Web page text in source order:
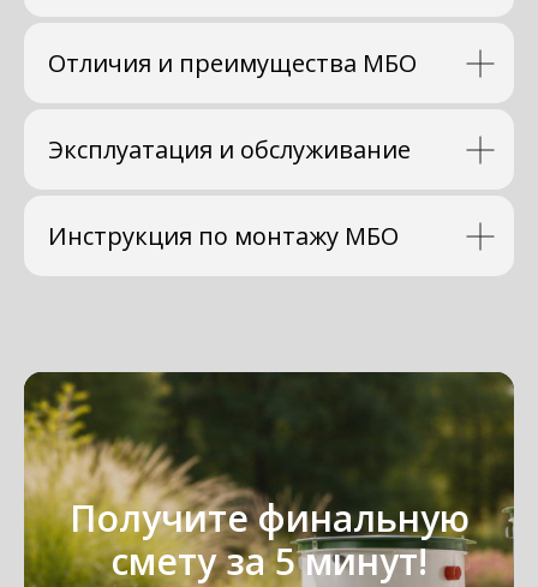
Отличия и преимущества МБО
Эксплуатация и обслуживание
Инструкция по монтажу МБО
Получите финальную
смету за 5 минут!